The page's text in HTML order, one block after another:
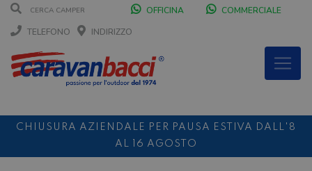
OFFICINA
COMMERCIALE
TELEFONO
INDIRIZZO
CHIUSURA AZIENDALE PER PAUSA ESTIVA DALL'8
AL 16 AGOSTO